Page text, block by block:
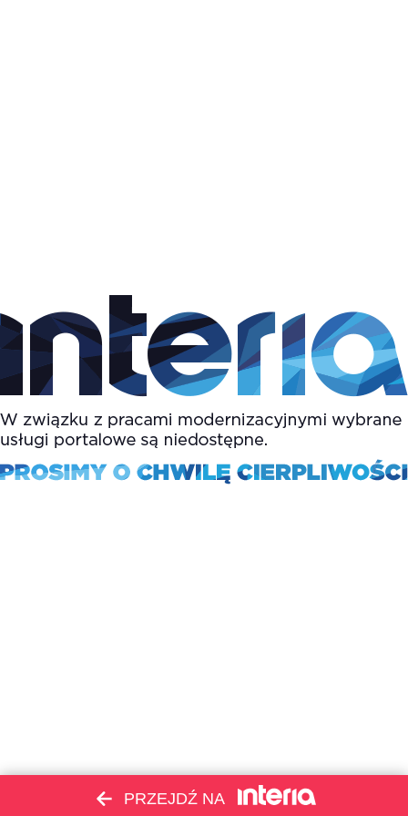
PRZEJDŹ NA